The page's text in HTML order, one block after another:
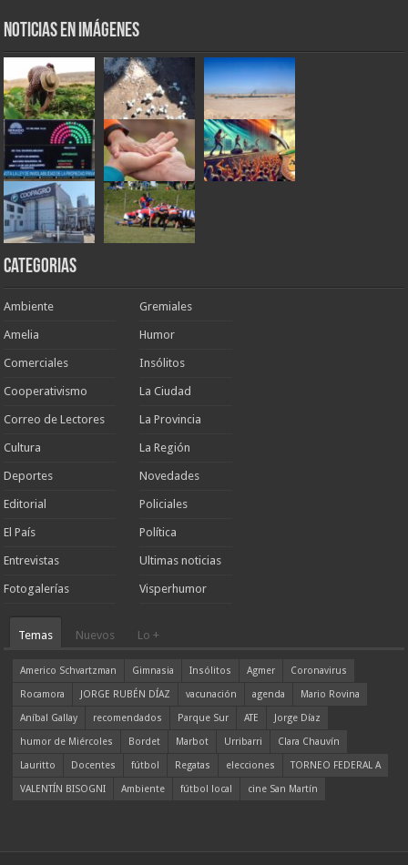
Noticias en Imágenes
Categorias
Ambiente
Amelia
Comerciales
Cooperativismo
Correo de Lectores
Cultura
Deportes
Editorial
El País
Entrevistas
Fotogalerías
Gremiales
Humor
Insólitos
La Ciudad
La Provincia
La Región
Novedades
Policiales
Política
Ultimas noticias
Visperhumor
Temas Nuevos Lo +
Americo Schvartzman Gimnasia Insólitos Agmer
Coronavirus
Rocamora
JORGE RUBÉN DÍAZ vacunación agenda
Mario Rovina
Aníbal Gallay
recomendados Parque Sur ATE
Jorge Díaz
humor de Miércoles
Bordet Marbot Urribarri
Clara Chauvín
Lauritto
Docentes fútbol Regatas elecciones
TORNEO FEDERAL A
VALENTÍN BISOGNI
Ambiente fútbol local cine San Martín